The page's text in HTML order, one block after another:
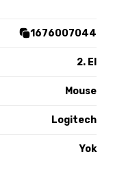
1676007044
2. El
Mouse
Logitech
Yok